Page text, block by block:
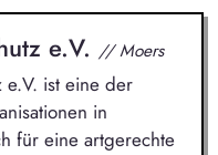
e.V. // Moers
e.V. ist eine der
in
für eine artgerechte